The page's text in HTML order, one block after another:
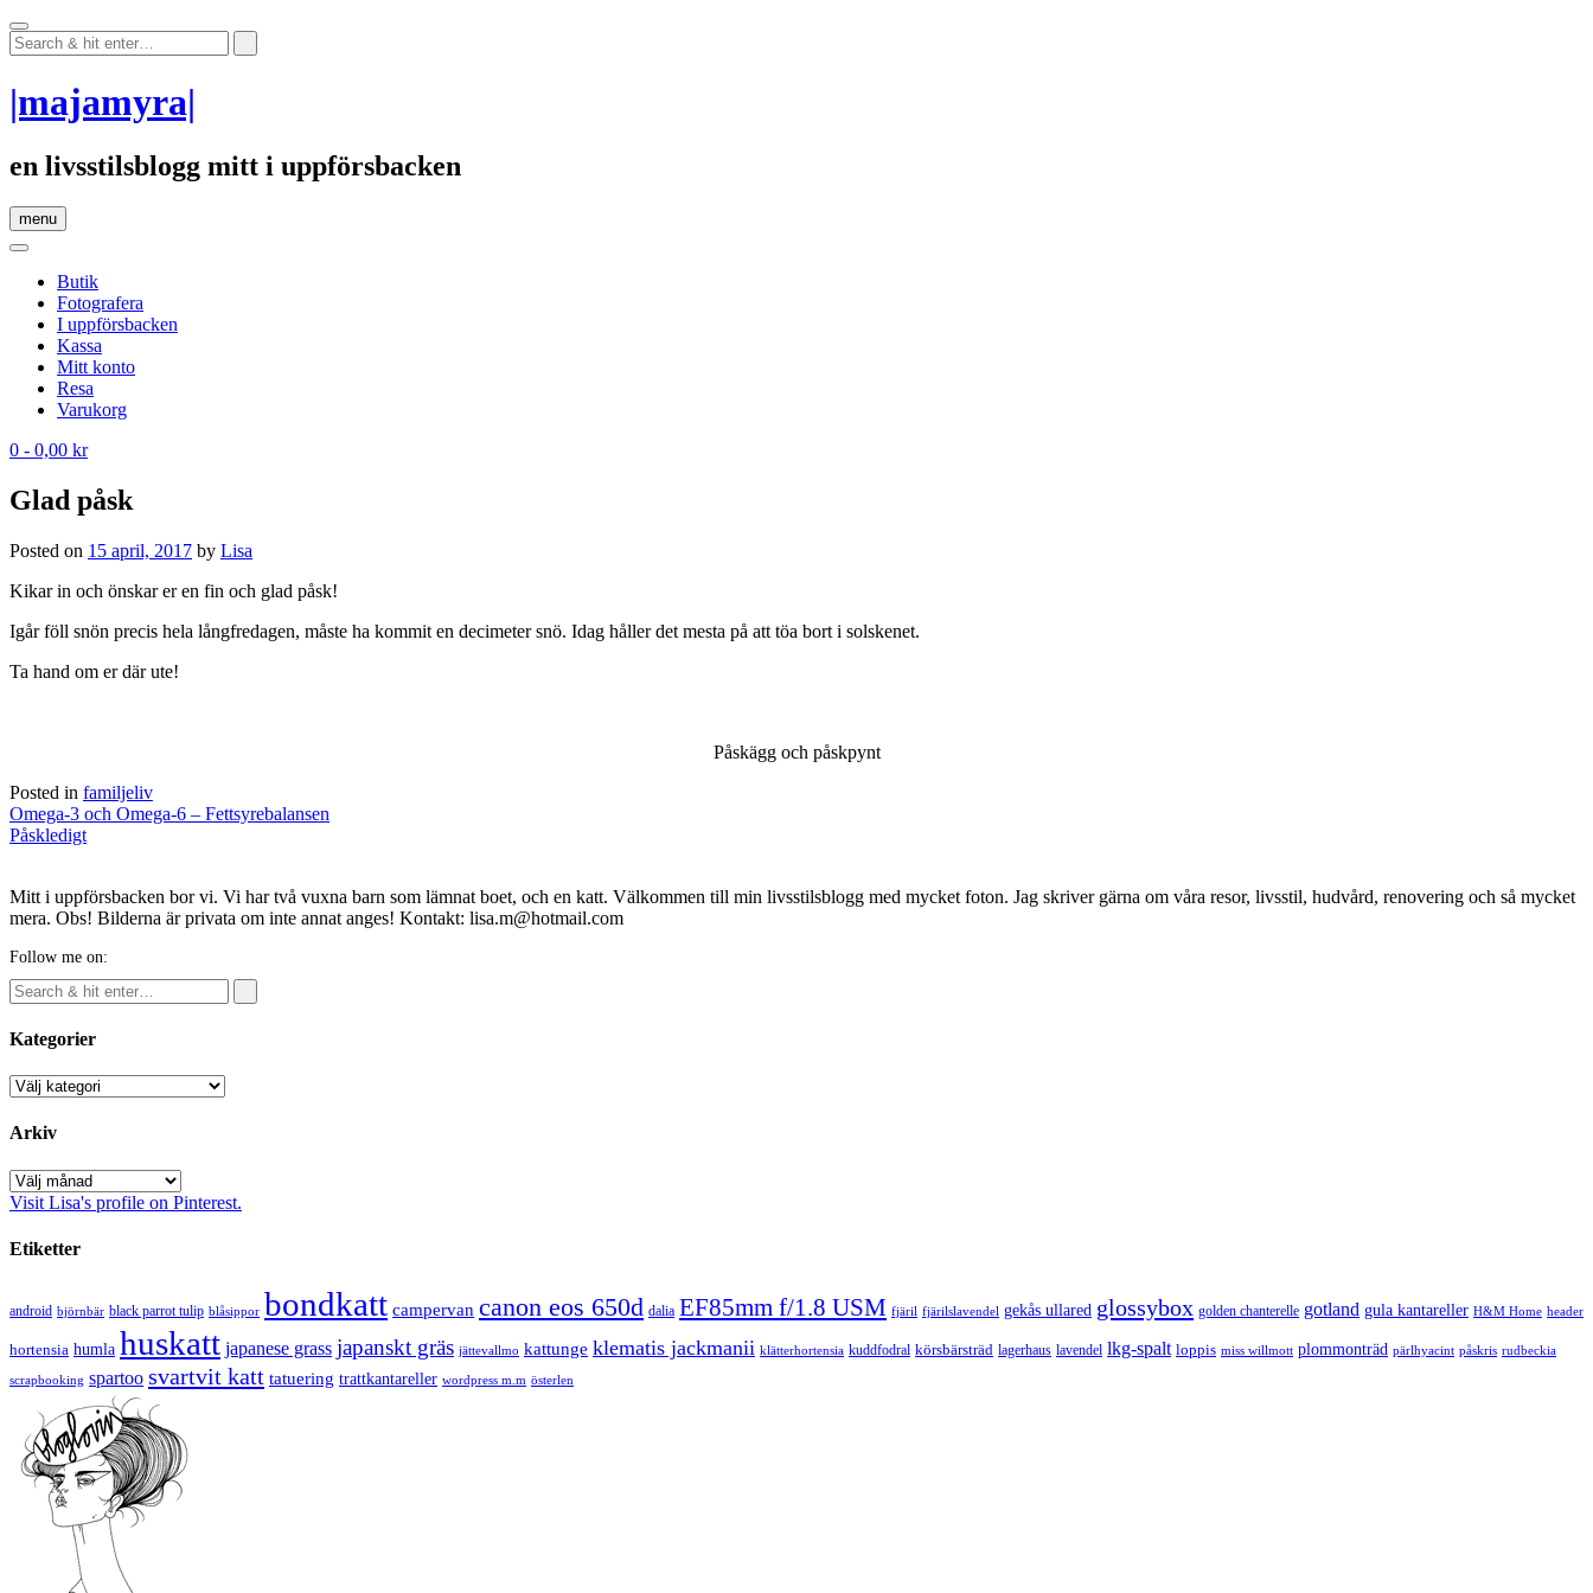
Skip
to
content
|majamyra|
en livsstilsblogg mitt i uppförsbacken
menu
Butik
Fotografera
I uppförsbacken
Kassa
Mitt konto
Resa
Varukorg
0 - 0,00 kr
Glad påsk
Posted on 15 april, 2017 by Lisa
Kikar in och önskar er en fin och glad påsk!
Igår föll snön precis hela långfredagen, måste ha kommit en decimeter snö. Idag håller det mesta på att töa bort i solskenet.
Ta hand om er där ute!
Påskägg och påskpynt
Posted in familjeliv
Post
navigation
Omega-3 och Omega-6 – Fettsyrebalansen
Påskledigt
Mitt i uppförsbacken bor vi. Vi har två vuxna barn som lämnat boet, och en katt. Välkommen till min livsstilsblogg med mycket foton. Jag skriver gärna om våra resor, livsstil, hudvård, renovering och så mycket
mera. Obs! Bilderna är privata om inte annat anges! Kontakt: lisa.m@hotmail.com
Follow me on:
Kategorier
Kategorier
Arkiv
Arkiv
Visit Lisa's profile on Pinterest.
Etiketter
android björnbär black parrot tulip blåsippor bondkatt campervan canon eos 650d dalia EF85mm f/1.8 USM fjäril fjärilslavendel gekås ullared glossybox golden chanterelle gotland gula kantareller H&M Home header
hortensia humla huskatt japanese grass japanskt gräs jättevallmo kattunge klematis jackmanii klätterhortensia kuddfodral körsbärsträd lagerhaus lavendel lkg-spalt loppis miss willmott plommonträd pärlhyacint påskris rudbeckia
scrapbooking spartoo svartvit katt tatuering trattkantareller wordpress m.m österlen